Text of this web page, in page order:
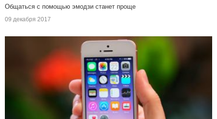
Общаться с помощью эмодзи станет проще
09 декабря 2017